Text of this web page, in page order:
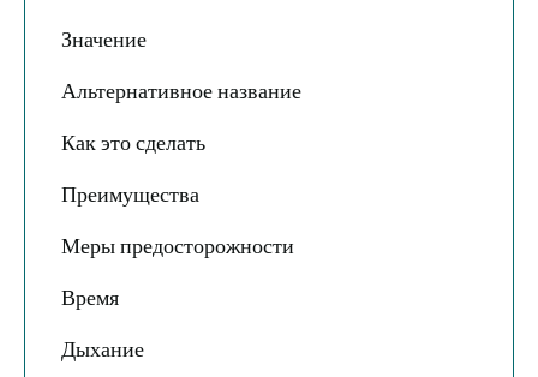
Значение
Альтернативное название
Как это сделать
Преимущества
Меры предосторожности
Время
Дыхание